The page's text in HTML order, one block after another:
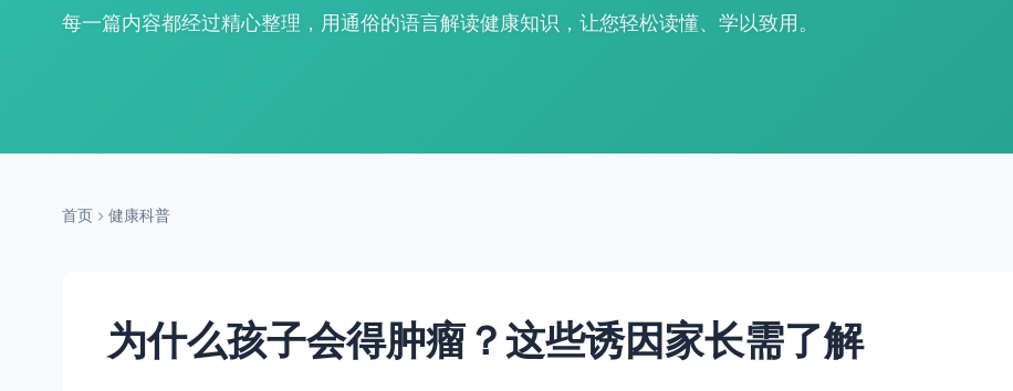
每一篇内容都经过精心整理，用通俗的语言解读健康知识，让您轻松读懂、学以致用。
首页 健康科普
为什么孩子会得肿瘤？这些诱因家长需了解